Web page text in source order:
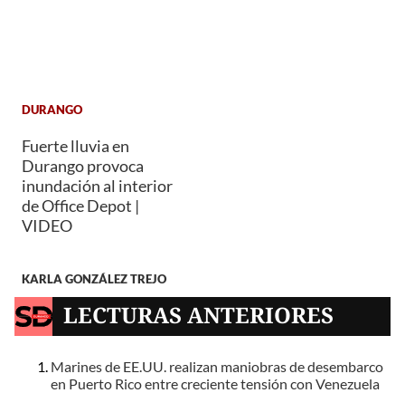
DURANGO
Fuerte lluvia en
Durango provoca
inundación al interior
de Office Depot |
VIDEO
KARLA GONZÁLEZ TREJO
LECTURAS ANTERIORES
Marines de EE.UU. realizan maniobras de desembarco
en Puerto Rico entre creciente tensión con Venezuela